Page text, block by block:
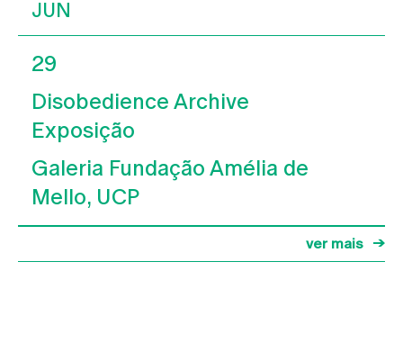
JUN
29
Disobedience Archive
Exposição
Galeria Fundação Amélia de
Mello, UCP
ver mais